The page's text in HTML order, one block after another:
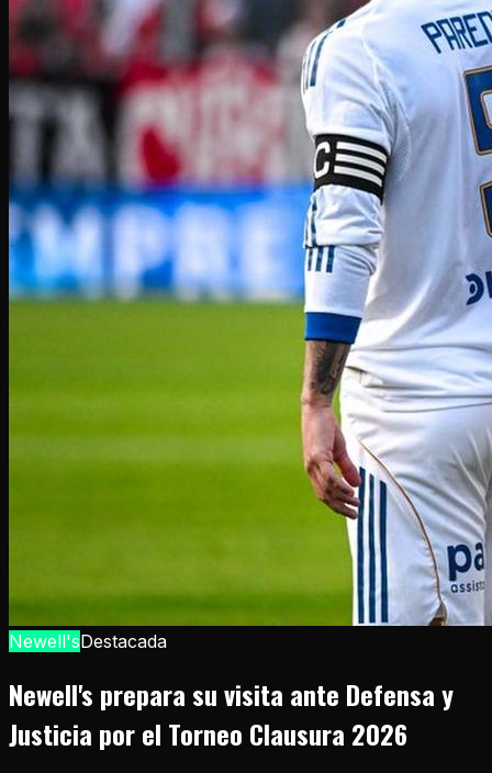
Newell'sDestacada
Newell's prepara su visita ante Defensa y
Justicia por el Torneo Clausura 2026